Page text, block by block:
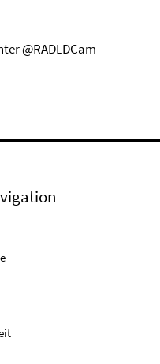
@RADLDCam